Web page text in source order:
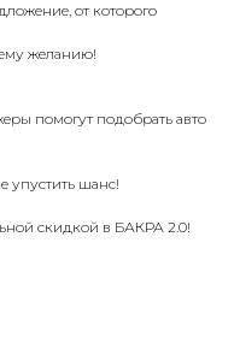
от которого
желанию!
помогут подобрать авто
упустить шанс!
скидкой в БАКРА 2.0!